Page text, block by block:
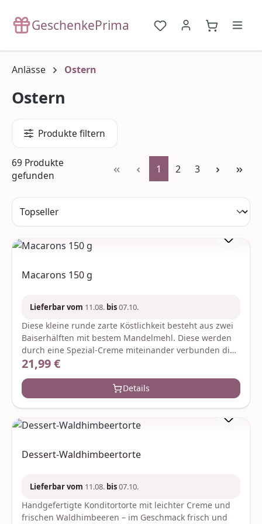
GeschenkePrima
Du hast 0 Produkte
Anlässe Ostern
Ostern
Produkte filtern
69 Produkte
gefunden
Seite
1 Seite
2 Seite
3
Macarons 150 g
Lieferbar vom 11.08. bis07.10.
Diese kleine runde zarte Köstlichkeit besteht aus zwei
Baiserhälften mit bestem Mandelmehl. Diese werden
durch eine Spezial-Creme miteinander verbunden die
beiden Baiserhälften bleiben weich-zart. Es handelt
unsere Konditormeister täglich für Sie herstellen.
Natürlich erfolgt die Herstellung unter Verwendung
erlesener Zutaten aus den besten Anbaugebieten auf
der ganzen Welt: Mandeln aus der Mittelmeerregion
der Region. Geschmackserlebnis pur. Gewicht: ca. 150
g. Verpackt in bruchsicherer Kartonage. Zutaten:
Hühnereiweiß, entöltes Kakaopulver, Pistazien,
Johanisbeerenmark, Brombeerenmark, Erdbeermark,
Regulärer Preis:
21,99 €
Details
Dessert-Waldhimbeertorte
Lieferbar vom 11.08. bis07.10.
Handgefertigte Konditortorte mit leichter Creme und
frischen Waldhimbeeren – im Geschmack frisch und